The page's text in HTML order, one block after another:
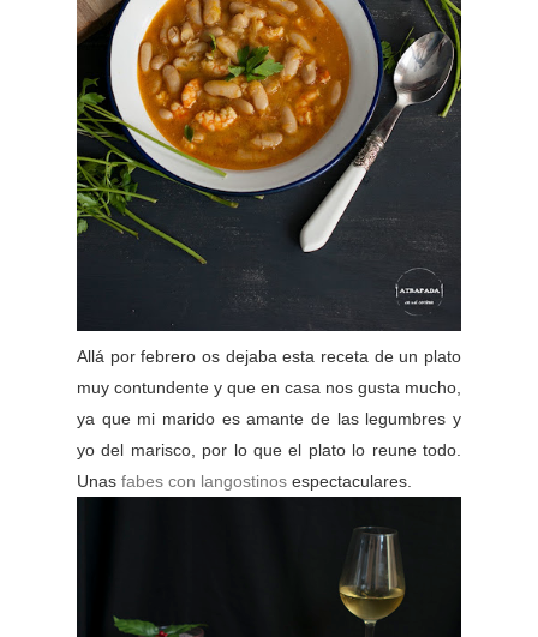
Allá por febrero os dejaba esta receta de un plato
muy contundente y que en casa nos gusta mucho,
ya que mi marido es amante de las legumbres y
yo del marisco, por lo que el plato lo reune todo.
Unas fabes con langostinos espectaculares.